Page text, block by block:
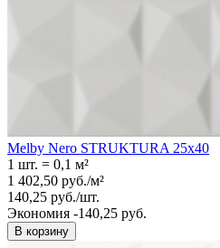
Melby Nero STRUKTURA 25x40
1 шт. = 0,1 м²
1 402,50 руб./м²
140,25 руб./шт.
Экономия -140,25 руб.
В корзину